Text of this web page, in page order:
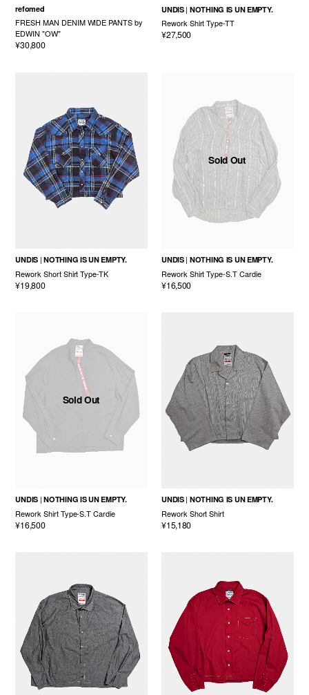
refomed
FRESH MAN DENIM WIDE PANTS by
EDWIN "OW"
¥30,800
UNDIS NOTHING IS UN EMPTY.
Rework Shirt Type-TT
¥27,500
UNDIS NOTHING IS UN EMPTY.
Rework Short Shirt Type-TK
¥19,800
Sold Out
UNDIS NOTHING IS UN EMPTY.
Rework Shirt Type-S.T Cardie
¥16,500
Sold Out
UNDIS NOTHING IS UN EMPTY.
Rework Shirt Type-S.T Cardie
¥16,500
UNDIS NOTHING IS UN EMPTY.
Rework Short Shirt
¥15,180